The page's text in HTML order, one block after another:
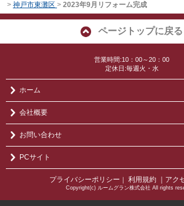
> 神戸市東灘区 > 2023年9月リフォーム完成
ページトップに戻る
営業時間:10：00～20：00
定休日:毎週火・水
ホーム
会社概要
お問い合わせ
PCサイト
プライバシーポリシー 利用規約 ｜アク
Copyright(c) ルームグラン株式会社 All rights